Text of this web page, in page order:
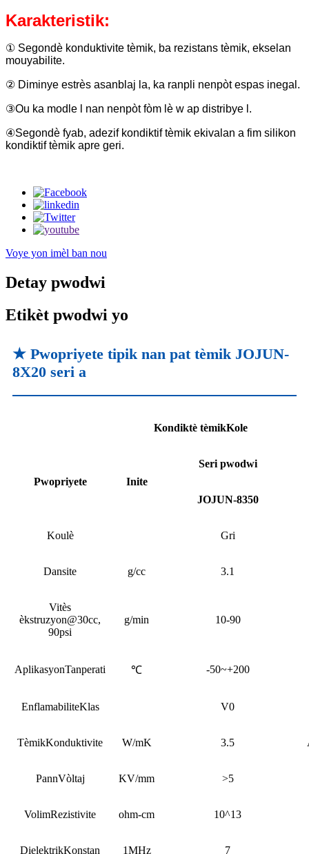
Karakteristik:
① Segondè konduktivite tèmik, ba rezistans tèmik, ekselan
mouyabilite.
② Diminye estrès asanblaj la, ka ranpli nenpòt espas inegal.
③Ou ka modle l nan nenpòt fòm lè w ap distribye l.
④Segondè fyab, adezif kondiktif tèmik ekivalan a fim silikon
kondiktif tèmik apre geri.
Voye yon imèl ban nou
Detay pwodwi
Etikèt pwodwi yo
★ Pwopriyete tipik nan pat tèmik JOJUN-
8X20 seri a
Kondiktè tèmikKole
Pwopriyete Inite
Seri pwodwi
JOJUN-8350
Koulè Gri
Dansite g/cc 3.1
Vitès
èkstruzyon@30cc,
90psi
g/min 10-90
AplikasyonTanperati ℃ -50~+200
EnflamabiliteKlas V0
TèmikKonduktivite W/mK 3.5
PannVòltaj KV/mm >5
VolimRezistivite ohm-cm 10^13
DielektrikKonstan 1MHz 7